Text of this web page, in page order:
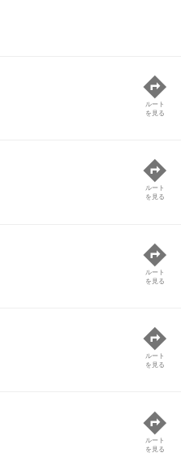
ルート
を見る
ルート
を見る
ルート
を見る
ルート
を見る
ルート
を見る